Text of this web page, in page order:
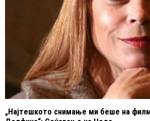
„Најтешкото снимање ми беше на